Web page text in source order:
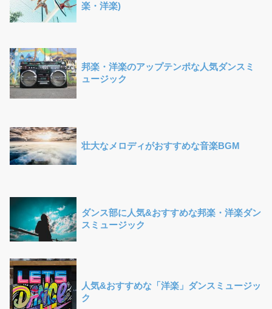
楽・洋楽)
邦楽・洋楽のアップテンポな人気ダンスミ
ュージック
壮大なメロディがおすすめな音楽BGM
ダンス部に人気&おすすめな邦楽・洋楽ダン
スミュージック
人気&おすすめな「洋楽」ダンスミュージッ
ク